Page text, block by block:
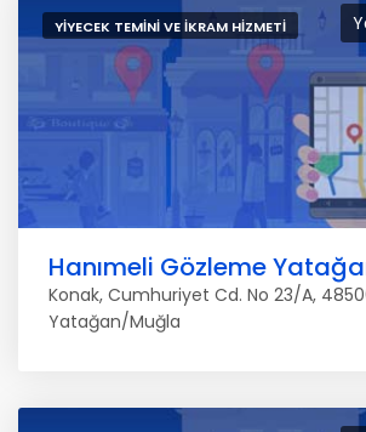
YIYECEK TEMINI VE İKRAM HIZMETI
Hanımeli Gözleme
Konak, Cumhuriyet Cd. No 23/A,
Yatağan/Muğla